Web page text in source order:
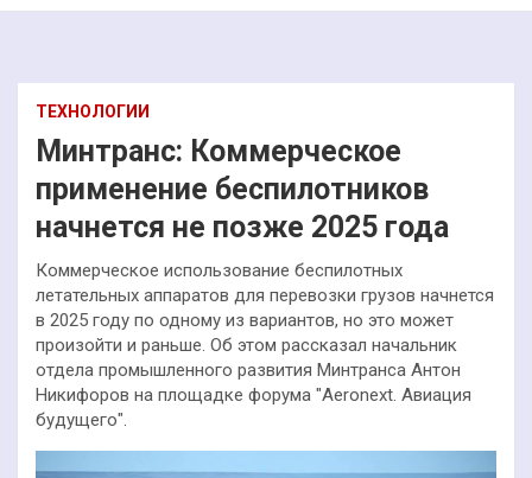
ТЕХНОЛОГИИ
Минтранс: Коммерческое
применение беспилотников
начнется не позже 2025 года
Коммерческое использование беспилотных
летательных аппаратов для перевозки грузов начнется
в 2025 году по одному из вариантов, но это может
произойти и раньше. Об этом рассказал начальник
отдела промышленного развития Минтранса Антон
Никифоров на площадке форума "Aeronext. Авиация
будущего".